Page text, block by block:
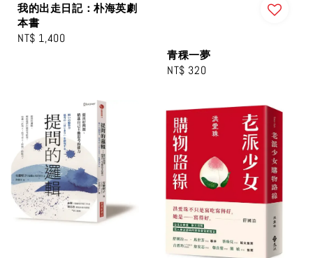
我的出走日記：朴海英劇
本書
Regular
NT$ 1,400
青稞一夢
Regular
NT$ 320